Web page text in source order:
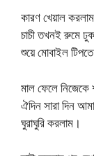
কারণ খেয়াল
চাচী তখনই রুমে
শুয়ে মোবাইল
মাল ফেলে
ঐদিন সারা দিন
ঘুরাঘুরি করলাম।